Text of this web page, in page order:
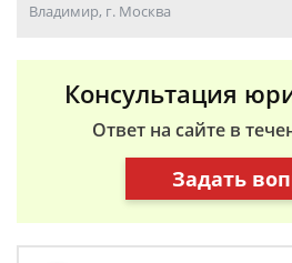
Владимир, г. Москва
Консультация
Ответ на сайте в
Задать